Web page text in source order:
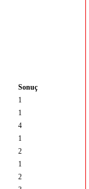
Sonuç
1
1
4
1
2
1
2